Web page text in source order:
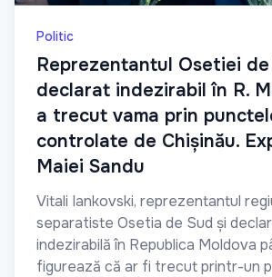
Politic
Reprezentantul Osetiei de
declarat indezirabil în R.
a trecut vama prin
controlate de Chișinău.
Maiei Sandu
Vitali Iankovski, reprezentantul
separatiste Osetia de Sud și
indezirabilă în Republica Moldova
figurează că ar fi trecut printr-un